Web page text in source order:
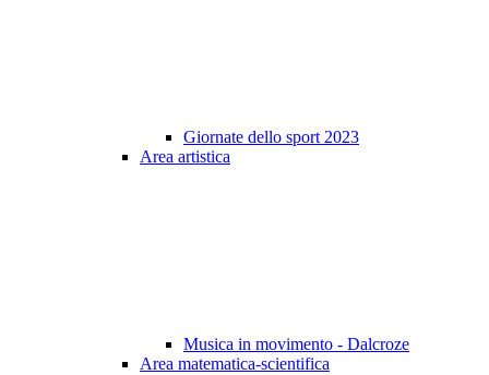
Giornate dello sport 2023
Area artistica
Musica in movimento - Dalcroze
Area matematica-scientifica